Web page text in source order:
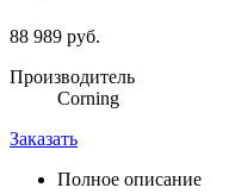
88 989 руб.
Производитель
Corning
Заказать
Полное описание